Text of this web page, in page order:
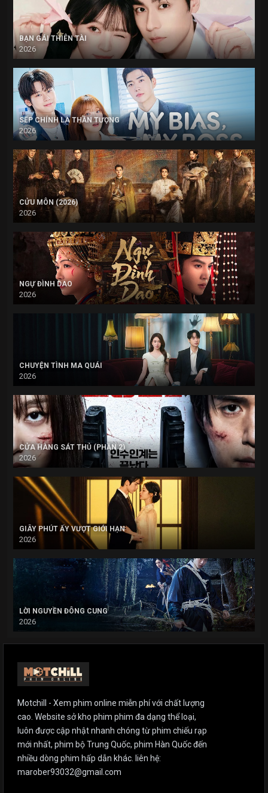
BẠN GÁI THIÊN TÀI
2026
SẾP CHÍNH LÀ THẦN TƯỢNG
2026
CỬU MÔN (2026)
2026
NGỰ ĐÌNH DAO
2026
CHUYỆN TÌNH MA QUÁI
2026
CỬA HÀNG SÁT THỦ (PHẦN 2)
2026
GIÂY PHÚT ẤY VƯỢT GIỚI HẠN
2026
LỜI NGUYỀN ĐÔNG CUNG
2026
Motchill - Xem phim online miễn phí với chất lượng
cao. Website sở kho phim phim đa dạng thể loại,
luôn được cập nhật nhanh chóng từ phim chiếu rạp
mới nhất, phim bộ Trung Quốc, phim Hàn Quốc đến
nhiều dòng phim hấp dẫn khác. liên hệ:
marober93032@gmail.com